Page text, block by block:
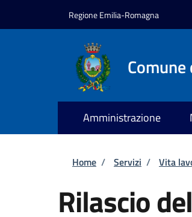
Regione Emilia-Romagna
Amministrazione
Briciole di
Home / Servizi / Vita
Rilascio